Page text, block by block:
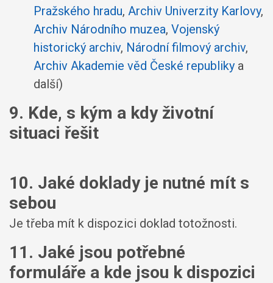
Pražského hradu, Archiv Univerzity Karlovy,
Archiv Národního muzea, Vojenský
historický archiv, Národní filmový archiv,
Archiv Akademie věd České republiky a
další)
9. Kde, s kým a kdy životní
situaci řešit
10. Jaké doklady je nutné mít s
sebou
Je třeba mít k dispozici doklad totožnosti.
11. Jaké jsou potřebné
formuláře a kde jsou k dispozici